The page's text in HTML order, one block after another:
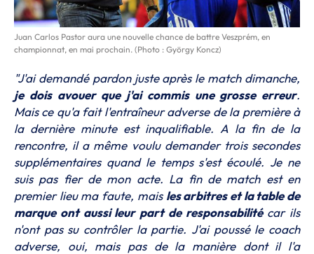
Juan Carlos Pastor aura une nouvelle chance de battre Veszprém, en
championnat, en mai prochain. (Photo : György Koncz)
"J'ai demandé pardon juste après le match dimanche,
je dois avouer que j'ai commis une grosse erreur.
Mais ce qu'a fait l'entraîneur adverse de la première à
la dernière minute est inqualifiable. A la fin de la
rencontre, il a même voulu demander trois secondes
supplémentaires quand le temps s'est écoulé. Je ne
suis pas fier de mon acte. La fin de match est en
premier lieu ma faute, mais les arbitres et la table de
marque ont aussi leur part de responsabilitécar ils
n'ont pas su contrôler la partie. J'ai poussé le coach
adverse, oui, mais pas de la manière dont il l'a